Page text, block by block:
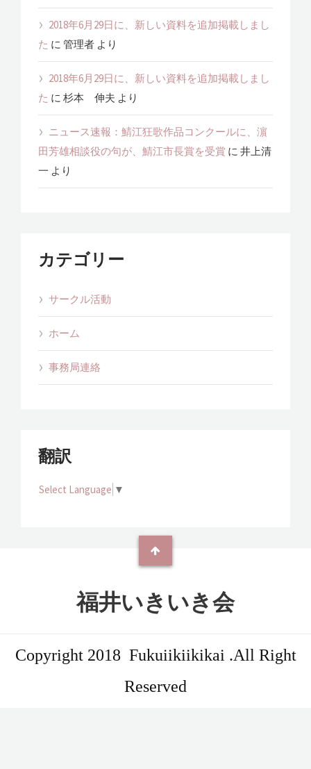
2018年6月29日に、新しい資料を追加掲載しまし
た に 管理者 より
2018年6月29日に、新しい資料を追加掲載しまし
た に 杉本 伸夫 より
ニュース速報：鯖江狂歌作品コンクールに、濵
田芳雄相談役の句が、鯖江市長賞を受賞 に 井上清
一 より
カテゴリー
サークル活動
ホーム
事務局連絡
翻訳
Select Language ▼
福井いきいき会
Copyright 2018 Fukuiikiikikai .All Right
Reserved